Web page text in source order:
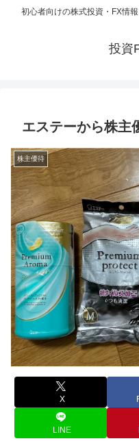
初心者向けの株式投資・FX情
投資
エステーから株主
株主優待
X
LINE